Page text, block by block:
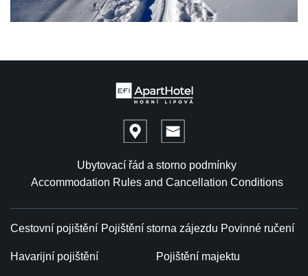
Ubytovací řád a storno podmínky
Accommodation Rules and Cancellation Conditions
Cestovní pojištění Pojištění storna zájezdu Povinné ručení
Havarijní pojištění Pojištění majektu